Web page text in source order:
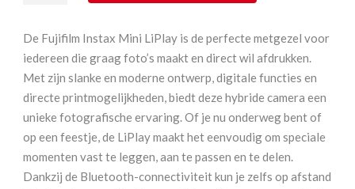
LiPlay
Matcha
Green
aantal
De Fujifilm Instax Mini LiPlay is de perfecte metgezel voor
iedereen die graag foto’s maakt en direct wil afdrukken.
Met zijn slanke en moderne ontwerp, digitale functies en
directe printmogelijkheden, biedt deze hybride camera een
unieke fotografische ervaring. Of je nu onderweg bent of
op een feestje, de LiPlay maakt het eenvoudig om speciale
momenten vast te leggen, aan te passen en te delen.
Dankzij de Bluetooth-connectiviteit kun je zelfs op afstand